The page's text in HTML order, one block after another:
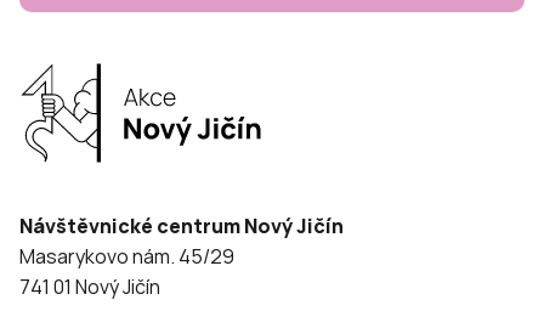
Návštěvnické centrum Nový Jičín
Masarykovo nám. 45/29
741 01 Nový Jičín